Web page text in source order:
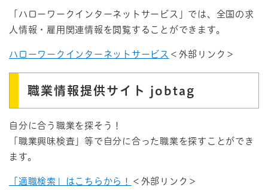
「ハローワークインターネットサービス」では、全国の求
人情報・雇用関連情報を閲覧することができます。
ハローワークインターネットサービス ＜外部リンク＞
職業情報提供サイト jobtag
自分に合う職業を探そう！
「職業興味検査」等で自分に合った職業を探すことができ
ます。
「適職検索」はこちらから！ ＜外部リンク＞